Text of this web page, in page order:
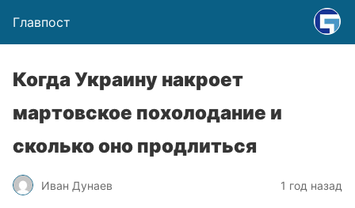
Главпост
Когда Украину накроет
мартовское похолодание и
сколько оно продлиться
Иван Дунаев 1 год назад